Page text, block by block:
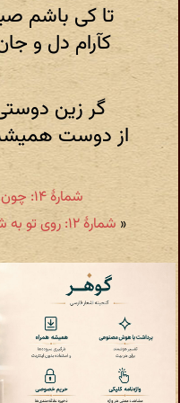
تا کی باشم
کآرام دل و
گر زین
از دوست
شمارهٔ ۱۴: چون دیدهٔ من دید ترا روز نخست
« شمارهٔ ۱۲: روی تو به شب‌های سیه روز منست